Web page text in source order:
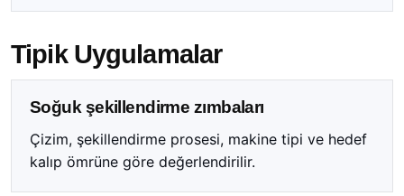
Tipik Uygulamalar
Soğuk şekillendirme zımbaları
Çizim, şekillendirme prosesi, makine tipi ve hedef
kalıp ömrüne göre değerlendirilir.